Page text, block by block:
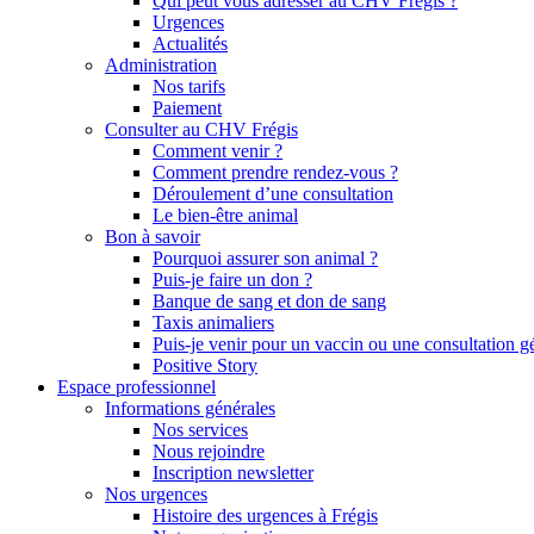
Urgences
Actualités
Administration
Nos tarifs
Paiement
Consulter au CHV Frégis
Comment venir ?
Comment prendre rendez-vous ?
Déroulement d’une consultation
Le bien-être animal
Bon à savoir
Pourquoi assurer son animal ?
Puis-je faire un don ?
Banque de sang et don de sang
Taxis animaliers
Puis-je venir pour un vaccin ou une consultation
Positive Story
Espace professionnel
Informations générales
Nos services
Nous rejoindre
Inscription newsletter
Nos urgences
Histoire des urgences à Frégis